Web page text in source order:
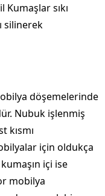
sıkı
silinerek
döşemelerinde
Nubuk işlenmiş
kısmı
için oldukça
içi ise
mobilya